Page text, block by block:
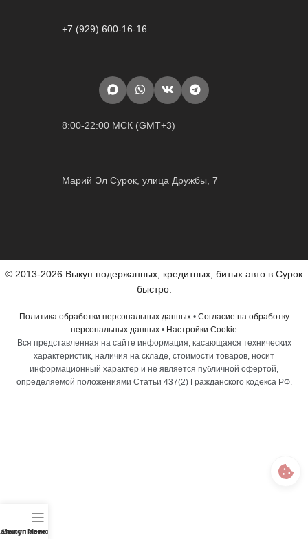
+7 (929) 600-16-16
8:00-22:00 МСК (GMT+3)
Марий Эл Сурок, улица Дружбы, 7
Выкуп авто
Меню
© 2013-2026 Выкуп подержанных, кредитных, битых авто в Сурок
быстро.
Политика обработки персональных данных• Согласие на обработку
персональных данных • Настройки Cookie
Вся представленная на сайте информация, касающаяся технических
характеристик, наличия на складе, стоимости товаров, носит
информационный характер и не является публичной офертой,
определяемой положениями Статьи 437(2) Гражданского кодекса РФ.